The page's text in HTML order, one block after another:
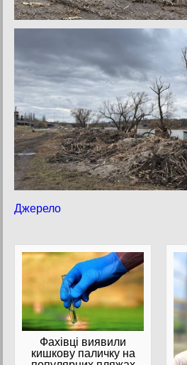
Джерело
Фахівці виявили
кишкову паличку на